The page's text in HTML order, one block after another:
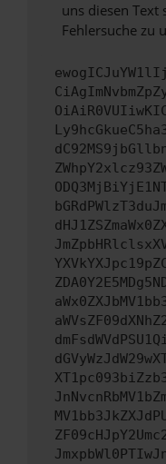
uns diesen Text
Fehlersuche zu